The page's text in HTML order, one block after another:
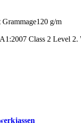
g/m
Class 2 Level